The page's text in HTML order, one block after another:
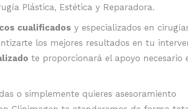
Plástica, Estética y Reparadora.
cualificados y especializados en
los mejores resultados en tu
te proporcionará el apoyo necesario
o simplemente quieres asesoramiento